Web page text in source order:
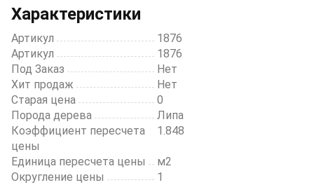
20
Характеристики
Артикул
1876
Артикул
1876
Под Заказ
Нет
Хит продаж
Нет
Старая цена
0
Порода дерева
Липа
Коэффициент пересчета
цены
1.848
Единица пересчета цены
м2
Округление цены
1